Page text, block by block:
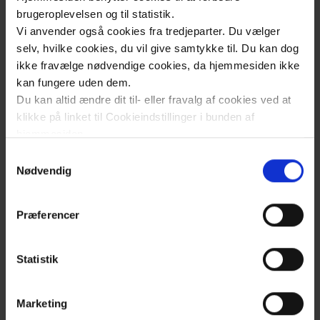
brugeroplevelsen og til statistik.
Vi anvender også cookies fra tredjeparter. Du vælger
selv, hvilke cookies, du vil give samtykke til. Du kan dog
ikke fravælge nødvendige cookies, da hjemmesiden ikke
kan fungere uden dem.
Du kan altid ændre dit til- eller fravalg af cookies ved at
klikke på linket til Cookieindstillinger i bunden af
Læs mere om brugen af cookies på vores hjemmeside
Læs mere om vores behandling af personoplysninger
her.
Nødvendig
Præferencer
Statistik
Marketing
Sengecykel
i seng
Fysisk træning
før, under og
dialysebehandling
Træningsformer:
og lav intensitet